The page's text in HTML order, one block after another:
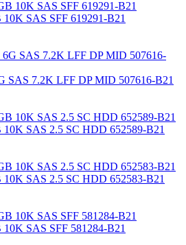
SAS SFF 619291-B21
SAS 7.2K LFF DP MID 507616-B21
SAS 2.5 SC HDD 652589-B21
SAS 2.5 SC HDD 652583-B21
SAS SFF 581284-B21